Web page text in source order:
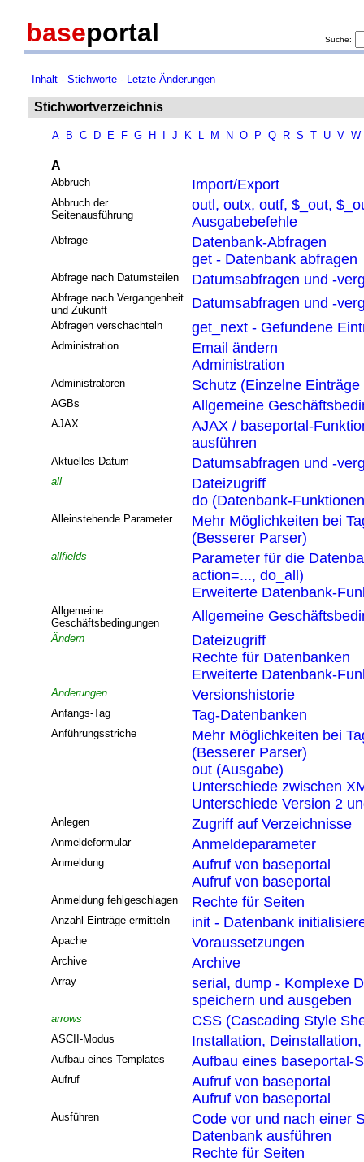
baseportal Suche:
Inhalt - Stichworte - Letzte Änderungen
Stichwortverzeichnis
A B C D E F G H J K L M N O P Q R S T U V W
A
Abbruch Import/Export
Abbruch der
Seitenausführung
outl, outx, outf, $_out,
Ausgabebefehle
Abfrage
Datenbank-Abfragen
get - Datenbank abfragen
Abfrage nach Datumsteilen Datumsabfragen und -
Abfrage nach Vergangenheit
und Zukunft
Datumsabfragen und -
Abfragen verschachteln get_next - Gefundene
Administration
Email ändern
Administration
Administratoren Schutz (Einzelne
AGBs Allgemeine
AJAX
AJAX / baseportal-
ausführen
Aktuelles Datum Datumsabfragen und -
all
Dateizugriff
do (Datenbank-
Alleinstehende Parameter
Mehr Möglichkeiten bei
(Besserer Parser)
allfields
Parameter für die
action=..., do_all)
Erweiterte Datenbank-
Allgemeine
Geschäftsbedingungen
Allgemeine
Ändern
Dateizugriff
Rechte für Datenbanken
Erweiterte Datenbank-
Änderungen Versionshistorie
Anfangs-Tag Tag-Datenbanken
Anführungsstriche
Mehr Möglichkeiten bei
(Besserer Parser)
out (Ausgabe)
Unterschiede zwischen
Unterschiede Version 2
Anlegen Zugriff auf Verzeichnisse
Anmeldeformular Anmeldeparameter
Anmeldung
Aufruf von baseportal
Aufruf von baseportal
Anmeldung fehlgeschlagen Rechte für Seiten
Anzahl Einträge ermitteln init - Datenbank
Apache Voraussetzungen
Archive Archive
Array
serial, dump - Komplexe
speichern und ausgeben
arrows CSS (Cascading Style
ASCII-Modus Installation,
Aufbau eines Templates Aufbau eines baseportal-
Aufruf
Aufruf von baseportal
Aufruf von baseportal
Ausführen
Code vor und nach einer
Datenbank ausführen
Rechte für Seiten